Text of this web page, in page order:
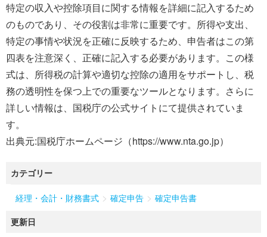
特定の収入や控除項目に関する情報を詳細に記入するため
のものであり、その役割は非常に重要です。所得や支出、
特定の事情や状況を正確に反映するため、申告者はこの第
四表を注意深く、正確に記入する必要があります。この様
式は、所得税の計算や適切な控除の適用をサポートし、税
務の透明性を保つ上での重要なツールとなります。さらに
詳しい情報は、国税庁の公式サイトにて提供されていま
す。
出典元:国税庁ホームページ（https://www.nta.go.jp）
カテゴリー
経理・会計・財務書式 > 確定申告 > 確定申告書
更新日